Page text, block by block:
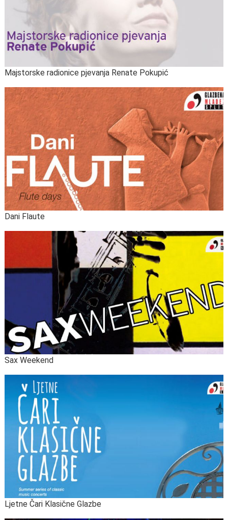
Majstorske radionice pjevanja Renate Pokupić
Dani Flaute
Sax Weekend
Ljetne Čari Klasične Glazbe